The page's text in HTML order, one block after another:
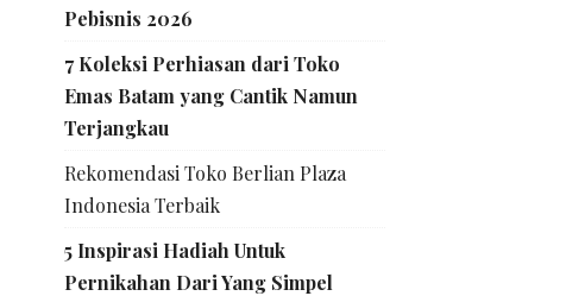
Pebisnis 2026
7 Koleksi Perhiasan dari Toko
Emas Batam yang Cantik Namun
Terjangkau
Rekomendasi Toko Berlian Plaza
Indonesia Terbaik
5 Inspirasi Hadiah Untuk
Pernikahan Dari Yang Simpel